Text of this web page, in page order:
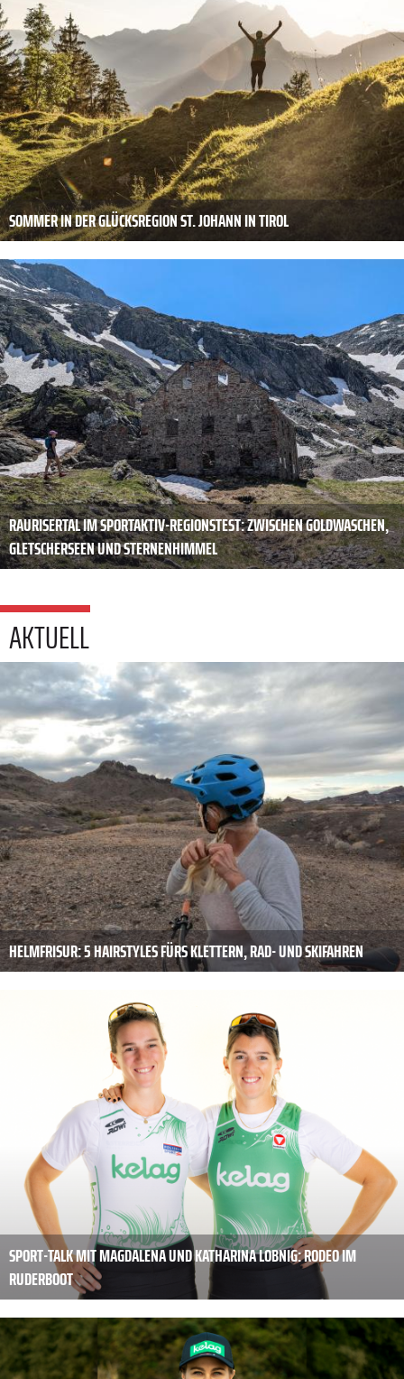
SOMMER IN DER GLÜCKSREGION ST. JOHANN IN TIROL
RAURISERTAL IM SPORTAKTIV-REGIONSTEST: ZWISCHEN GOLDWASCHEN,
GLETSCHERSEEN UND STERNENHIMMEL
AKTUELL
HELMFRISUR: 5 HAIRSTYLES FÜRS KLETTERN, RAD- UND SKIFAHREN
SPORT-TALK MIT MAGDALENA UND KATHARINA LOBNIG: RODEO IM
RUDERBOOT